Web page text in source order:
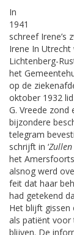
In
1941
schreef Irene’s
Irene In Utrecht
Lichtenberg-
het
op de
oktober 1932
G. Vreede zond
bijzondere
telegram
schrijft in ‘
het
alsnog werd
feit dat haar
had getekend
Het blijft gissen
als patiënt voor
blijven. De